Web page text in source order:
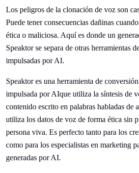
Los peligros de la clonación de voz son
Puede tener consecuencias dañinas
ética o maliciosa. Aquí es donde un
Speaktor se separa de otras herramientas
impulsadas por AI.
Speaktor es una herramienta de
impulsada por AIque utiliza la síntesis de
contenido escrito en palabras habladas de
utiliza los datos de voz de forma ética sin
persona viva. Es perfecto tanto para los
como para los especialistas en marketing
generadas por AI.